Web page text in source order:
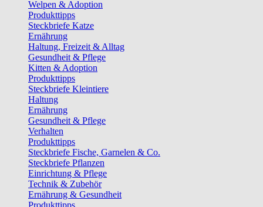
Welpen & Adoption
Produkttipps
Steckbriefe Katze
Ernährung
Haltung, Freizeit & Alltag
Gesundheit & Pflege
Kitten & Adoption
Produkttipps
Steckbriefe Kleintiere
Haltung
Ernährung
Gesundheit & Pflege
Verhalten
Produkttipps
Steckbriefe Fische, Garnelen & Co.
Steckbriefe Pflanzen
Einrichtung & Pflege
Technik & Zubehör
Ernährung & Gesundheit
Produkttipps